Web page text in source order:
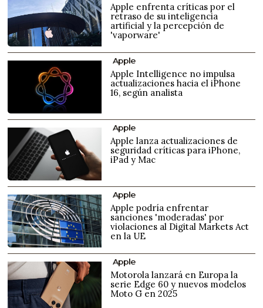
Apple enfrenta críticas por el
retraso de su inteligencia
artificial y la percepción de
'vaporware'
Apple
Apple Intelligence no impulsa
actualizaciones hacia el iPhone
16, según analista
Apple
Apple lanza actualizaciones de
seguridad críticas para iPhone,
iPad y Mac
Apple
Apple podría enfrentar
sanciones 'moderadas' por
violaciones al Digital Markets Act
en la UE
Apple
Motorola lanzará en Europa la
serie Edge 60 y nuevos modelos
Moto G en 2025